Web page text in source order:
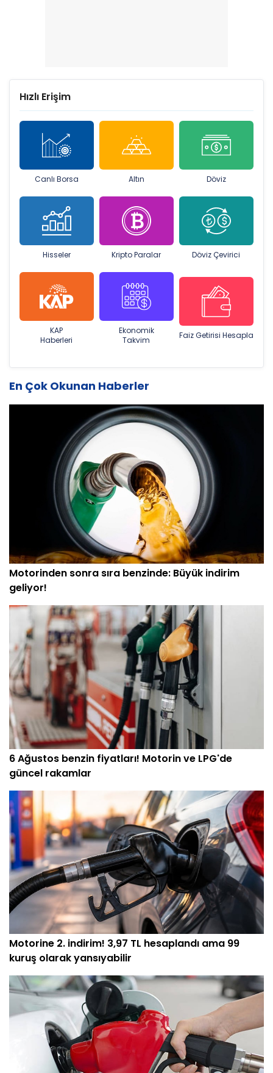
Hızlı Erişim
Canlı Borsa Altın Döviz
Hisseler Kripto Paralar Döviz Çevirici
KAP
Haberleri
Ekonomik
Takvim
Faiz Getirisi Hesapla
En Çok Okunan Haberler
Motorinden sonra sıra benzinde: Büyük indirim
geliyor!
6 Ağustos benzin fiyatları! Motorin ve LPG'de
güncel rakamlar
Motorine 2. indirim! 3,97 TL hesaplandı ama 99
kuruş olarak yansıyabilir